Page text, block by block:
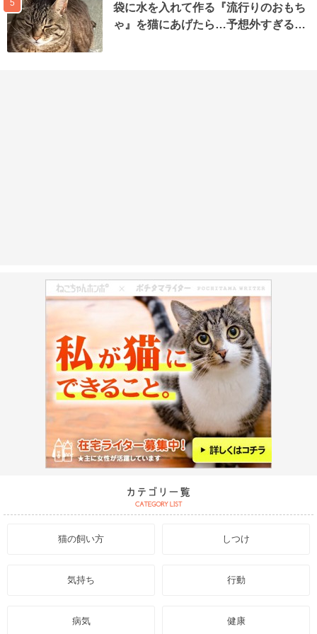
5
袋に水を入れて作る『流行りのおもち
ゃ』を猫にあげたら…予想外すぎる…
猫の飼い方 しつけ
気持ち 行動
病気 健康